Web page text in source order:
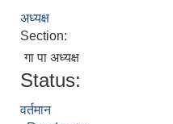
अध्यक्ष
Section:
गा पा अध्यक्ष
Status:
वर्तमान